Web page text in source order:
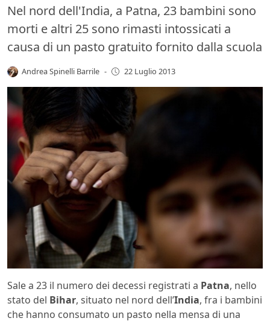
Nel nord dell'India, a Patna, 23 bambini sono
morti e altri 25 sono rimasti intossicati a
causa di un pasto gratuito fornito dalla scuola
Andrea Spinelli Barrile - 22 Luglio 2013
Sale a 23 il numero dei decessi registrati a Patna, nello
stato del Bihar, situato nel nord dell’India, fra i bambini
che hanno consumato un pasto nella mensa di una